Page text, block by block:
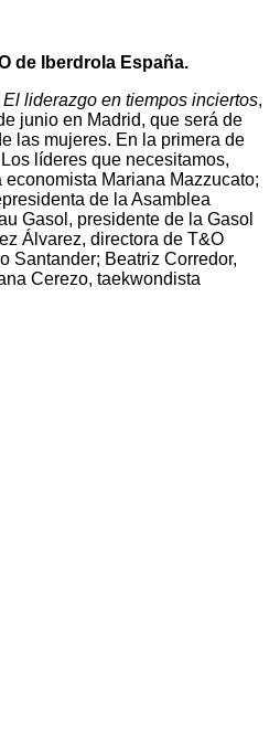
de Iberdrola España.
El liderazgo en tiempos inciertos,
junio en Madrid, que será de
las mujeres. En la primera de
líderes que necesitamos,
Mariana Mazzucato;
de la Asamblea
Gasol, presidente de la Gasol
Álvarez, directora de T&O
Santander; Beatriz Corredor,
Cerezo, taekwondista